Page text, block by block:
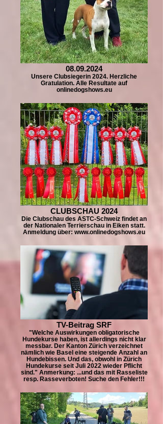
08.09.2024
Unsere Clubsiegerin 2024. Herzliche
Gratulation. Alle Resultate auf
onlinedogshows.eu
CLUBSCHAU 2024
Die Clubschau des ASTC-Schweiz findet an
der Nationalen Terrierschau in Eiken statt.
Anmeldung über: www.onlinedogshows.eu
TV-Beitrag SRF
"Welche Auswirkungen obligatorische
Hundekurse haben, ist allerdings nicht klar
messbar. Der Kanton Zürich verzeichnet
nämlich wie Basel eine steigende Anzahl an
Hundebissen. Und das, obwohl in Zürich
Hundekurse seit Juli 2022 wieder Pflicht
sind." Anmerkung: ...und das mit Rasseliste
resp. Rasseverboten! Suche den Fehler!!!